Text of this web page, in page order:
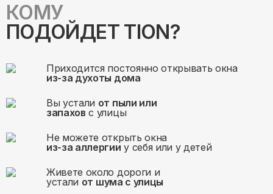
КОМУ
ПОДОЙДЕТ TION?
Приходится постоянно открывать окна
из-за духоты дома
Вы устали от пыли или
запахов с улицы
Не можете открыть окна
из-за аллергии у себя или у детей
Живете около дороги и
устали от шума с улицы